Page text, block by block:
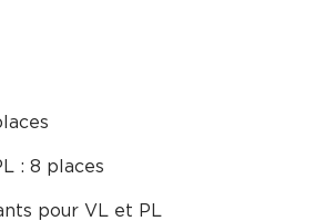
: 8 places
pour VL et PL